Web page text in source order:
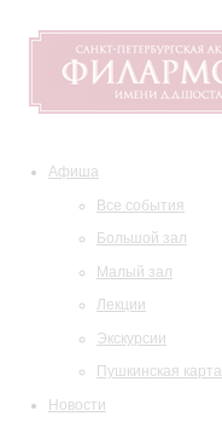
Афиша
Все события
Большой зал
Малый зал
Лекции
Экскурсии
Пушкинская карта
Новости